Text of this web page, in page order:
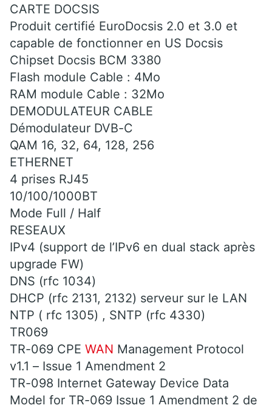
CARTE DOCSIS
Produit certifié EuroDocsis 2.0 et 3.0 et
capable de fonctionner en US Docsis
Chipset Docsis BCM 3380
Flash module Cable : 4Mo
RAM module Cable : 32Mo
DEMODULATEUR CABLE
Démodulateur DVB-C
QAM 16, 32, 64, 128, 256
ETHERNET
4 prises RJ45
10/100/1000BT
Mode Full / Half
RESEAUX
IPv4 (support de l’IPv6 en dual stack après
upgrade FW)
DNS (rfc 1034)
DHCP (rfc 2131, 2132) serveur sur le LAN
NTP ( rfc 1305) , SNTP (rfc 4330)
TR069
TR-069 CPE WAN Management Protocol
v1.1 – Issue 1 Amendment 2
TR-098 Internet Gateway Device Data
Model for TR-069 Issue 1 Amendment 2 de